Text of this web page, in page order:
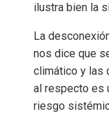
ilustra bien la
La
nos dice que
climático y las
al respecto es
riesgo